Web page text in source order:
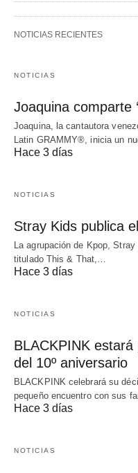
NOTICIAS RECIENTES
NOTICIAS
Joaquina comparte
Joaquina, la cantautora
Latin GRAMMY®, inicia un
Hace 3 días
NOTICIAS
Stray Kids publica
La agrupación de Kpop,
titulado This & That,…
Hace 3 días
NOTICIAS
BLACKPINK
del 10º aniversario
BLACKPINK celebrará su
pequeño encuentro con sus
Hace 3 días
NOTICIAS